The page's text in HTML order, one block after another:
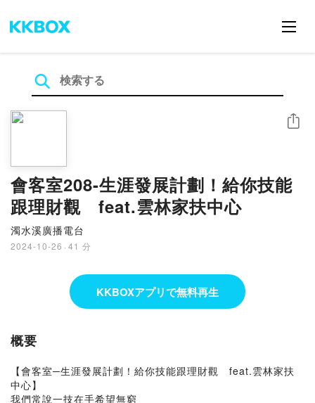
會客室208-生涯發展計劃！給你技能
跟理財觀 feat.雲林家扶中心
濁水溪廣播電台
2024-10-26 · 41 分
シェア
KKBOXアプリで無料再生
概要
【會客室─生涯發展計劃！給你技能跟理財觀 feat.雲林家扶
中心】
我們常說一技在手希望無窮